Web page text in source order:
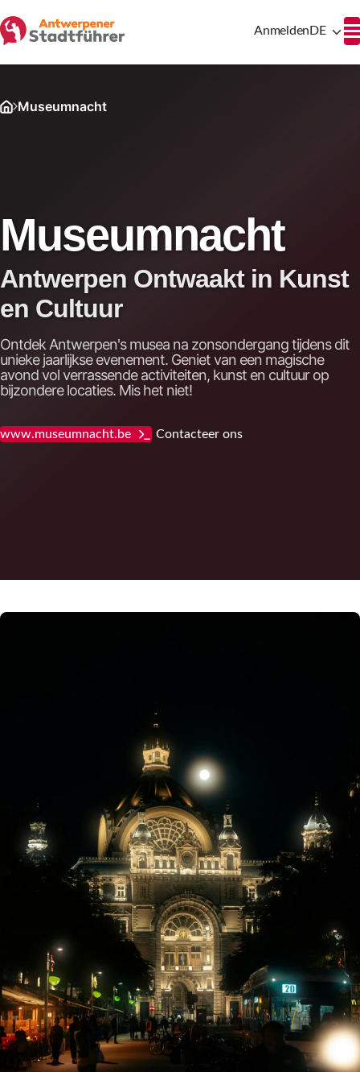
Anmelden DE
Museumnacht
Museumnacht
Antwerpen Ontwaakt in Kunst
en Cultuur
Ontdek Antwerpen's musea na zonsondergang tijdens dit
unieke jaarlijkse evenement. Geniet van een magische
avond vol verrassende activiteiten, kunst en cultuur op
bijzondere locaties. Mis het niet!
www.museumnacht.be Contacteer ons